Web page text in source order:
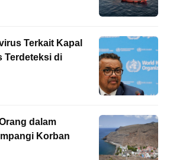
Terkait Kapal
Terdeteksi di
dalam
Korban